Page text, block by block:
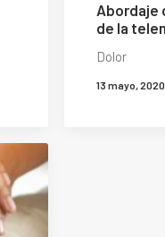
Abordaje
de la
Dolor
13 mayo, 2020